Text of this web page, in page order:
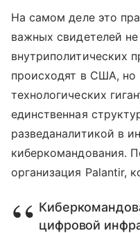
На самом деле это
важных свидетелей не
внутриполитических
происходят в США, но
технологических
единственная
разведаналитикой в
киберкомандования.
организация Palantir,
цифровой